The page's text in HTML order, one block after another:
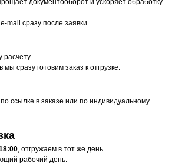
документооборот и ускоряет обработку
mail сразу после заявки.
сразу готовим заказ к отгрузке.
ссылке в заказе или по индивидуальному
, отгружаем в тот же день.
рабочий день.